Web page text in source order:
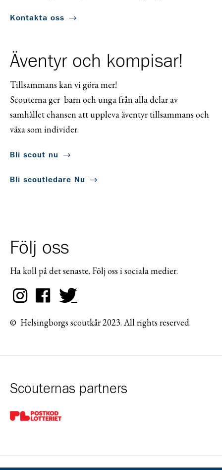
Kontakta oss
Äventyr och kompisar!
Tillsammans kan vi göra mer!
Scouterna ger barn och unga från alla delar av
samhället chansen att uppleva äventyr tillsammans och
växa som individer.
Bli scout nu
Bli scoutledare Nu
Följ oss
Ha koll på det senaste. Följ oss i sociala medier.
© Helsingborgs scoutkår 2023. All rights reserved.
Scouternas partners
Gå till pl_50